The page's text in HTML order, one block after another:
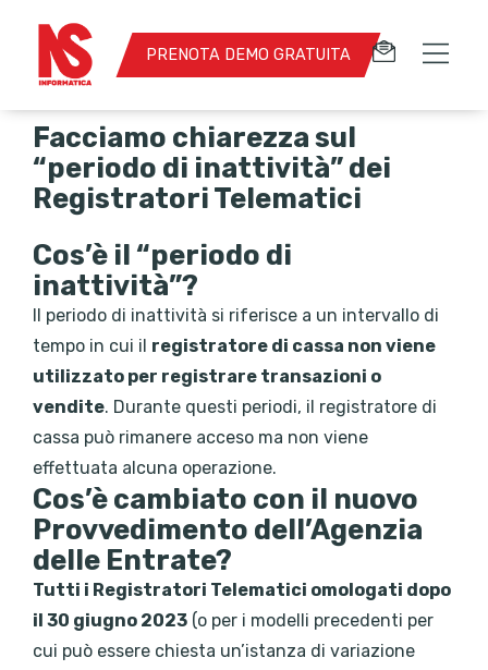
PRENOTA DEMO GRATUITA
Facciamo chiarezza sul
“periodo di inattività” dei
Registratori Telematici
Cos’è il “periodo di
inattività”?
Il periodo di inattività si riferisce a un intervallo di
tempo in cui il registratore di cassa non viene
utilizzato per registrare transazioni o
vendite. Durante questi periodi, il registratore di
cassa può rimanere acceso ma non viene
effettuata alcuna operazione.
Cos’è cambiato con il nuovo
Provvedimento dell’Agenzia
delle Entrate?
Tutti i Registratori Telematici omologati dopo
il 30 giugno 2023 (o per i modelli precedenti per
cui può essere chiesta un’istanza di variazione